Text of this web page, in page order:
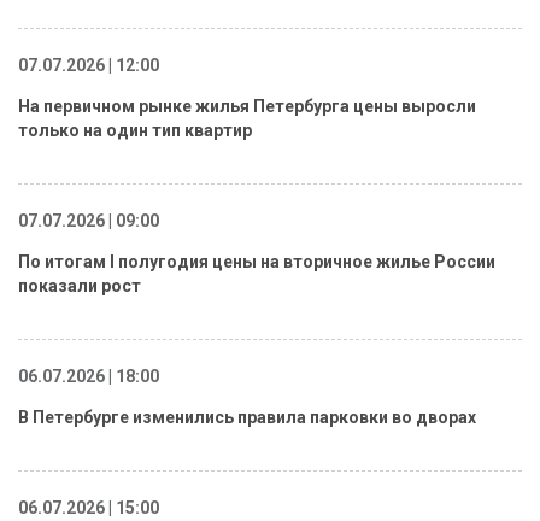
07.07.2026 | 12:00
На первичном рынке жилья Петербурга цены выросли
только на один тип квартир
07.07.2026 | 09:00
По итогам I полугодия цены на вторичное жилье России
показали рост
06.07.2026 | 18:00
В Петербурге изменились правила парковки во дворах
06.07.2026 | 15:00